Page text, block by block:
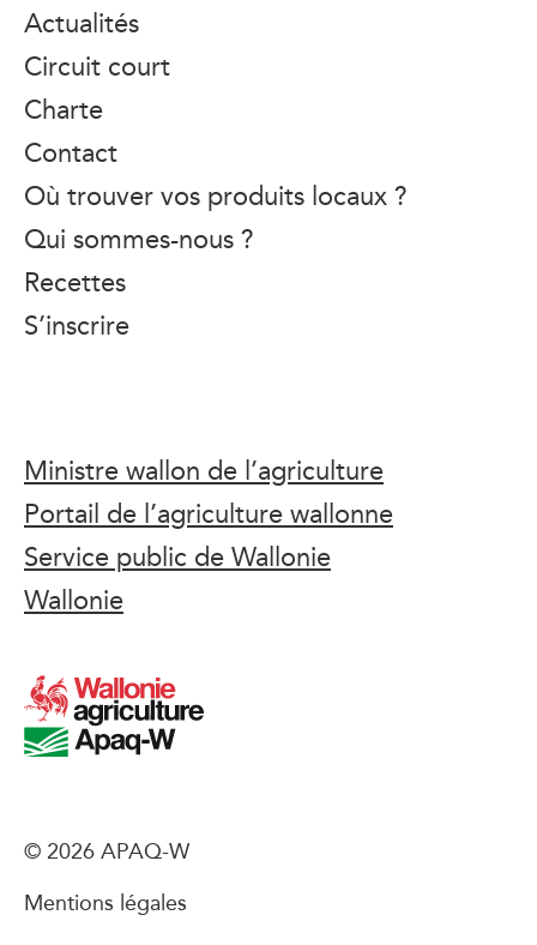
Actualités
Circuit court
Charte
Contact
Où trouver vos produits locaux ?
Qui sommes-nous ?
Recettes
S’inscrire
Ministre wallon de l’agriculture
Portail de l’agriculture wallonne
Service public de Wallonie
Wallonie
© 2026 APAQ-W
Mentions légales